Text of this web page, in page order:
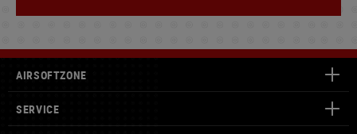
AIRSOFTZONE
SERVICE